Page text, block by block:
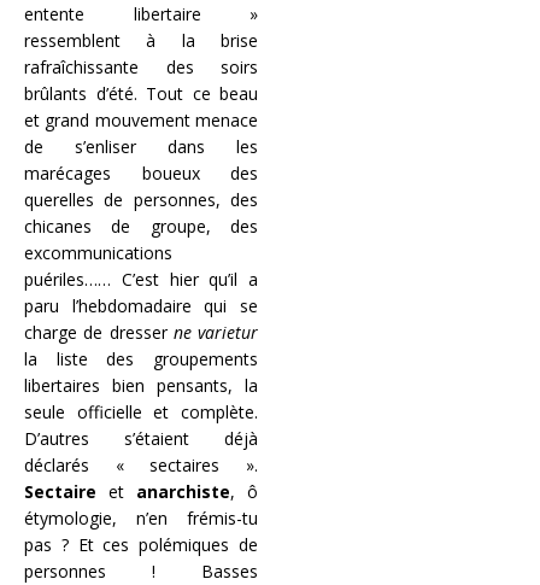
entente libertaire »
ressemblent à la brise
rafraîchissante des soirs
brûlants d’été. Tout ce beau
et grand mouvement menace
de s’enliser dans les
marécages boueux des
querelles de personnes, des
chicanes de groupe, des
excommunications
puériles…… C’est hier qu’il a
paru l’hebdomadaire qui se
charge de dresser ne varietur
la liste des groupements
libertaires bien pensants, la
seule officielle et complète.
D’autres s’étaient déjà
déclarés « sectaires ».
Sectaire et anarchiste, ô
étymologie, n’en frémis-tu
pas ? Et ces polémiques de
personnes ! Basses